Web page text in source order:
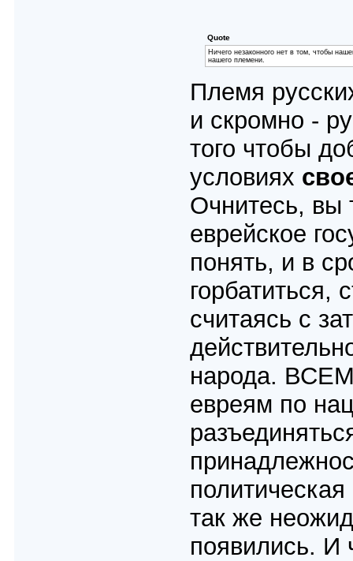
Quote
Ничего незаконного нет в том, чтобы
нашего племени.
Племя
и скромно -
того чтобы
условиях
Очнитесь, вы
еврейское
понять, и в
горбатиться,
считаясь с
народа.
евреям по
так же
появились. И